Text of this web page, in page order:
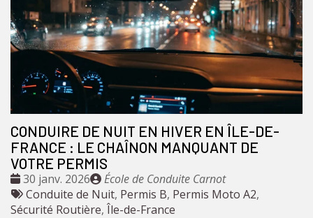
CONDUIRE DE NUIT EN HIVER EN ÎLE-DE-
FRANCE : LE CHAÎNON MANQUANT DE
VOTRE PERMIS
Date
:
30 janv. 2026
Publié
par
École de Conduite Carnot
Tags
:
Conduite de Nuit, Permis B, Permis Moto A2,
Sécurité Routière, Île-de-France